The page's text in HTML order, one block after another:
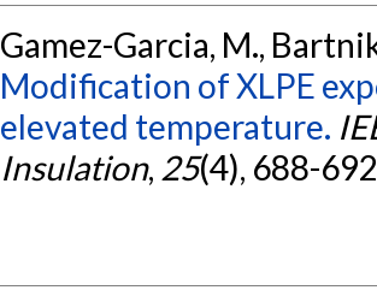
Gamez-Garcia, M.,
Modification of XLPE
elevated temperature.
Insulation, 25(4), 688-